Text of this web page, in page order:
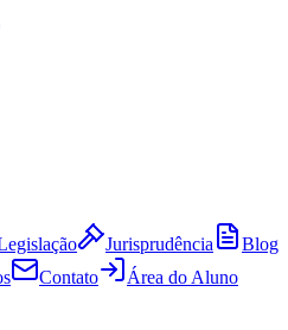
Jurisprudência
Blog
Contato Área do Aluno